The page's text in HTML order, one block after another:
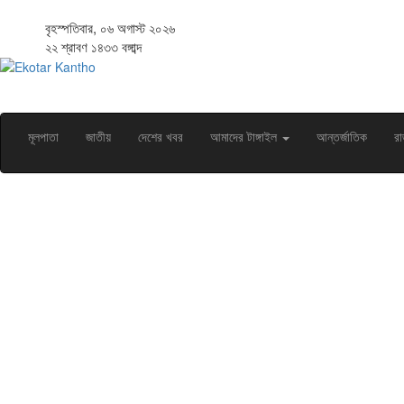
বৃহস্পতিবার, ০৬ অগাস্ট ২০২৬
২২ শ্রাবণ ১৪৩৩ বঙ্গাব্দ
মূলপাতা জাতীয় দেশের খবর আমাদের টাঙ্গাইল আন্তর্জাতিক